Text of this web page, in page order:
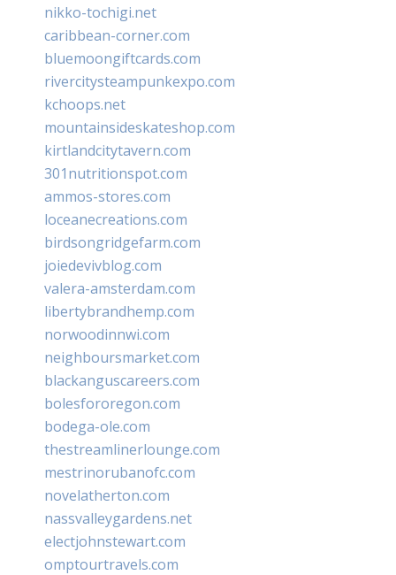
nikko-tochigi.net
caribbean-corner.com
bluemoongiftcards.com
rivercitysteampunkexpo.com
kchoops.net
mountainsideskateshop.com
kirtlandcitytavern.com
301nutritionspot.com
ammos-stores.com
loceanecreations.com
birdsongridgefarm.com
joiedevivblog.com
valera-amsterdam.com
libertybrandhemp.com
norwoodinnwi.com
neighboursmarket.com
blackanguscareers.com
bolesfororegon.com
bodega-ole.com
thestreamlinerlounge.com
mestrinorubanofc.com
novelatherton.com
nassvalleygardens.net
electjohnstewart.com
omptourtravels.com